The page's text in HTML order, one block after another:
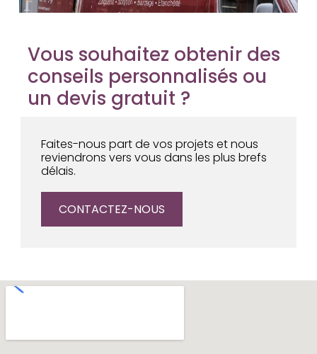
Vous souhaitez obtenir des
conseils personnalisés ou
un devis gratuit ?
Faites-nous part de vos projets et nous
reviendrons vers vous dans les plus brefs
délais.
CONTACTEZ-NOUS